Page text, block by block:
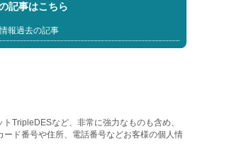
記事はこちら
報過去の記事
TripleDESなど、非常に強力なものも含め、
ド番号や住所、電話番号などお客様の個人情